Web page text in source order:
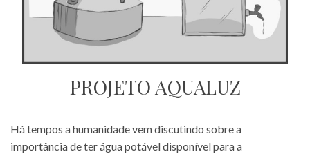
PROJETO AQUALUZ
Há tempos a humanidade vem discutindo sobre a
importância de ter água potável disponível para a